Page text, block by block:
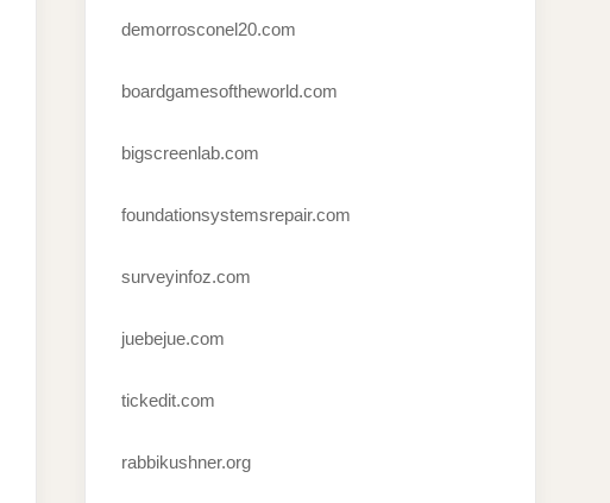
demorrosconel20.com
boardgamesoftheworld.com
bigscreenlab.com
foundationsystemsrepair.com
surveyinfoz.com
juebejue.com
tickedit.com
rabbikushner.org